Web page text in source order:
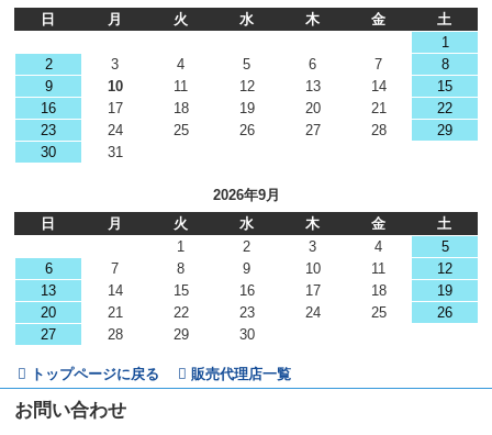
日
月 火 水 木 金
土
1
2
3 4 5 6 7
8
9
10 11 12 13 14
15
16
17 18 19 20 21
22
23
24 25 26 27 28
29
30
31
2026年9月
日
月 火 水 木 金
土
1
2 3 4
5
6
7 8 9 10 11
12
13
14 15 16 17 18
19
20
21 22 23 24 25
26
27
28 29 30
トップページに戻る 販売代理店一覧
お問い合わせ